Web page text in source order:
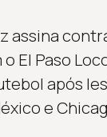
assina
El Paso
após
e